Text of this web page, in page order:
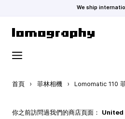
We ship
首頁 › 菲林相機 › Lomomatic 110
你之前訪問過我們的商店頁面： United